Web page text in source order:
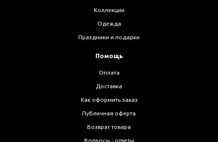
Коллекции
Одежда
Праздники и подарки
Помощь
Оплата
Доставка
Как оформить заказ
Публичная оферта
Возврат товара
Вопросы - ответы